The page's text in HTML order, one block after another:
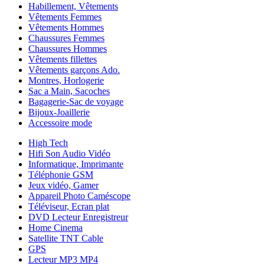
Habillement, Vêtements
Vêtements Femmes
Vêtements Hommes
Chaussures Femmes
Chaussures Hommes
Vêtements fillettes
Vêtements garçons Ado.
Montres, Horlogerie
Sac a Main, Sacoches
Bagagerie-Sac de voyage
Bijoux-Joaillerie
Accessoire mode
High Tech
Hifi Son Audio Vidéo
Informatique, Imprimante
Téléphonie GSM
Jeux vidéo, Gamer
Appareil Photo Caméscope
Téléviseur, Ecran plat
DVD Lecteur Enregistreur
Home Cinema
Satellite TNT Cable
GPS
Lecteur MP3 MP4